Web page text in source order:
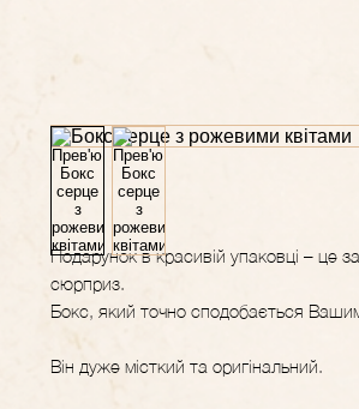
Подарунок в красивій упаковці – це
сюрприз.
Бокс, який точно сподобається
Він дуже місткий та оригінальний.